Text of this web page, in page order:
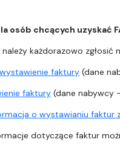
osób chcących uzyskać
każdorazowo zgłosić
faktury (dane
faktury(dane nabywcy
o wystawianiu faktur
dotyczące faktur